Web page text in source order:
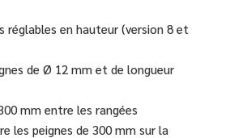
réglables en hauteur (version 8 et
de Ø 12 mm et de longueur
mm entre les rangées
les peignes de 300 mm sur la